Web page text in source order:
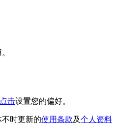
点击设置您的偏好。
时更新的使用条款及个人资料